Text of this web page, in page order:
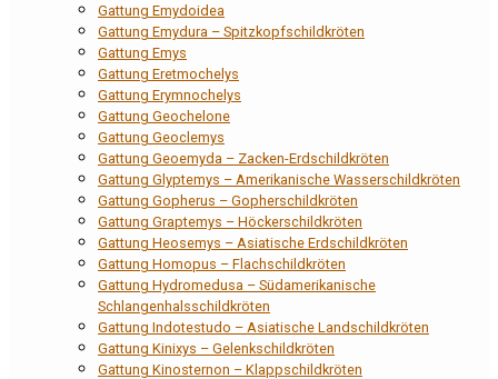
Gattung Emydoidea
Gattung Emydura – Spitzkopfschildkröten
Gattung Emys
Gattung Eretmochelys
Gattung Erymnochelys
Gattung Geochelone
Gattung Geoclemys
Gattung Geoemyda – Zacken-Erdschildkröten
Gattung Glyptemys – Amerikanische Wasserschildkröten
Gattung Gopherus – Gopherschildkröten
Gattung Graptemys – Höckerschildkröten
Gattung Heosemys – Asiatische Erdschildkröten
Gattung Homopus – Flachschildkröten
Gattung Hydromedusa – Südamerikanische
Schlangenhalsschildkröten
Gattung Indotestudo – Asiatische Landschildkröten
Gattung Kinixys – Gelenkschildkröten
Gattung Kinosternon – Klappschildkröten